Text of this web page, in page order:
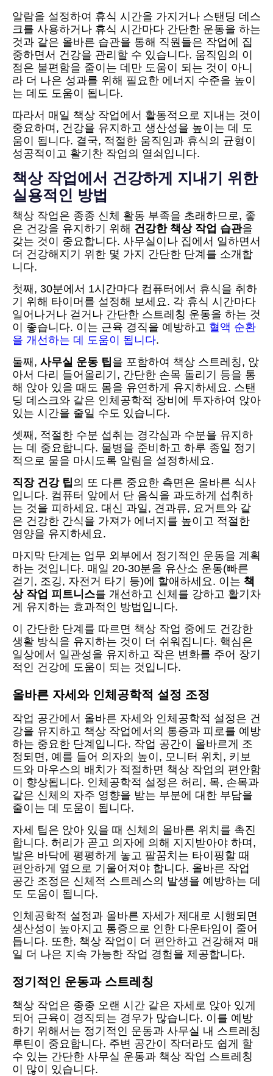
알람을 설정하여 휴식 시간을 가지거나 스탠딩 데스
크를 사용하거나 휴식 시간마다 간단한 운동을 하는
것과 같은 올바른 습관을 통해 직원들은 작업에 집
중하면서 건강을 관리할 수 있습니다. 움직임의 이
점은 불편함을 줄이는 데만 도움이 되는 것이 아니
라 더 나은 성과를 위해 필요한 에너지 수준을 높이
는 데도 도움이 됩니다.
따라서 매일 책상 작업에서 활동적으로 지내는 것이
중요하며, 건강을 유지하고 생산성을 높이는 데 도
움이 됩니다. 결국, 적절한 움직임과 휴식의 균형이
성공적이고 활기찬 작업의 열쇠입니다.
책상 작업에서 건강하게 지내기 위한
실용적인 방법
책상 작업은 종종 신체 활동 부족을 초래하므로, 좋
은 건강을 유지하기 위해 건강한 책상 작업 습관을
갖는 것이 중요합니다. 사무실이나 집에서 일하면서
더 건강해지기 위한 몇 가지 간단한 단계를 소개합
니다.
첫째, 30분에서 1시간마다 컴퓨터에서 휴식을 취하
기 위해 타이머를 설정해 보세요. 각 휴식 시간마다
일어나거나 걷거나 간단한 스트레칭 운동을 하는 것
이 좋습니다. 이는 근육 경직을 예방하고 혈액 순환
을 개선하는 데 도움이 됩니다.
둘째, 사무실 운동 팁을 포함하여 책상 스트레칭, 앉
아서 다리 들어올리기, 간단한 손목 돌리기 등을 통
해 앉아 있을 때도 몸을 유연하게 유지하세요. 스탠
딩 데스크와 같은 인체공학적 장비에 투자하여 앉아
있는 시간을 줄일 수도 있습니다.
셋째, 적절한 수분 섭취는 경각심과 수분을 유지하
는 데 중요합니다. 물병을 준비하고 하루 종일 정기
적으로 물을 마시도록 알림을 설정하세요.
직장 건강 팁의 또 다른 중요한 측면은 올바른 식사
입니다. 컴퓨터 앞에서 단 음식을 과도하게 섭취하
는 것을 피하세요. 대신 과일, 견과류, 요거트와 같
은 건강한 간식을 가져가 에너지를 높이고 적절한
영양을 유지하세요.
마지막 단계는 업무 외부에서 정기적인 운동을 계획
하는 것입니다. 매일 20-30분을 유산소 운동(빠른
걷기, 조깅, 자전거 타기 등)에 할애하세요. 이는 책
상 작업 피트니스를 개선하고 신체를 강하고 활기차
게 유지하는 효과적인 방법입니다.
이 간단한 단계를 따르면 책상 작업 중에도 건강한
생활 방식을 유지하는 것이 더 쉬워집니다. 핵심은
일상에서 일관성을 유지하고 작은 변화를 주어 장기
적인 건강에 도움이 되는 것입니다.
올바른 자세와 인체공학적 설정 조정
작업 공간에서 올바른 자세와 인체공학적 설정은 건
강을 유지하고 책상 작업에서의 통증과 피로를 예방
하는 중요한 단계입니다. 작업 공간이 올바르게 조
정되면, 예를 들어 의자의 높이, 모니터 위치, 키보
드와 마우스의 배치가 적절하면 책상 작업의 편안함
이 향상됩니다. 인체공학적 설정은 허리, 목, 손목과
같은 신체의 자주 영향을 받는 부분에 대한 부담을
줄이는 데 도움이 됩니다.
자세 팁은 앉아 있을 때 신체의 올바른 위치를 촉진
합니다. 허리가 곧고 의자에 의해 지지받아야 하며,
발은 바닥에 평평하게 놓고 팔꿈치는 타이핑할 때
편안하게 옆으로 기울어져야 합니다. 올바른 작업
공간 조정은 신체적 스트레스의 발생을 예방하는 데
도 도움이 됩니다.
인체공학적 설정과 올바른 자세가 제대로 시행되면
생산성이 높아지고 통증으로 인한 다운타임이 줄어
듭니다. 또한, 책상 작업이 더 편안하고 건강해져 매
일 더 나은 지속 가능한 작업 경험을 제공합니다.
정기적인 운동과 스트레칭
책상 작업은 종종 오랜 시간 같은 자세로 앉아 있게
되어 근육이 경직되는 경우가 많습니다. 이를 예방
하기 위해서는 정기적인 운동과 사무실 내 스트레칭
루틴이 중요합니다. 주변 공간이 작더라도 쉽게 할
수 있는 간단한 사무실 운동과 책상 작업 스트레칭
이 많이 있습니다.